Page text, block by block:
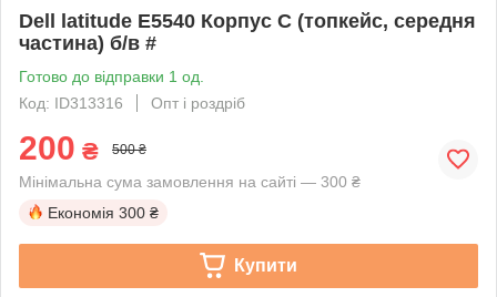
Dell latitude E5540 Корпус C (топкейс, середня
частина) б/в #
Готово до відправки 1 од.
Код: ID313316
Опт і роздріб
200 ₴ 500 ₴
Мінімальна сума замовлення на сайті — 300 ₴
Економія 300 ₴
Купити